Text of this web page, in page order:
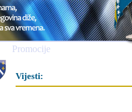
Promocije
Vijesti: